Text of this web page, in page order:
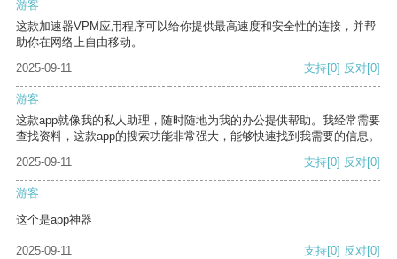
游客
这款加速器VPM应用程序可以给你提供最高速度和安全性的连接，并帮
助你在网络上自由移动。
2025-09-11
支持[0] 反对[0]
游客
这款app就像我的私人助理，随时随地为我的办公提供帮助。我经常需要
查找资料，这款app的搜索功能非常强大，能够快速找到我需要的信息。
2025-09-11
支持[0] 反对[0]
游客
这个是app神器
2025-09-11 支持[0] 反对[0]